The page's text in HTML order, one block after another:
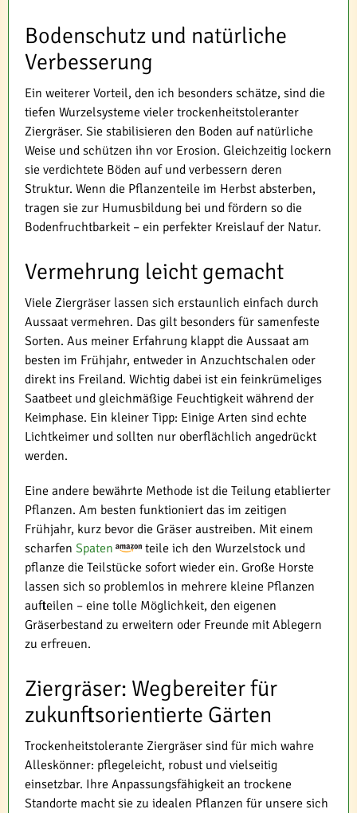
Bodenschutz und natürliche
Verbesserung
Ein weiterer Vorteil, den ich besonders schätze, sind die
tiefen Wurzelsysteme vieler trockenheitstoleranter
Ziergräser. Sie stabilisieren den Boden auf natürliche
Weise und schützen ihn vor Erosion. Gleichzeitig lockern
sie verdichtete Böden auf und verbessern deren
Struktur. Wenn die Pflanzenteile im Herbst absterben,
tragen sie zur Humusbildung bei und fördern so die
Bodenfruchtbarkeit – ein perfekter Kreislauf der Natur.
Vermehrung leicht gemacht
Viele Ziergräser lassen sich erstaunlich einfach durch
Aussaat vermehren. Das gilt besonders für samenfeste
Sorten. Aus meiner Erfahrung klappt die Aussaat am
besten im Frühjahr, entweder in Anzuchtschalen oder
direkt ins Freiland. Wichtig dabei ist ein feinkrümeliges
Saatbeet und gleichmäßige Feuchtigkeit während der
Keimphase. Ein kleiner Tipp: Einige Arten sind echte
Lichtkeimer und sollten nur oberflächlich angedrückt
werden.
Eine andere bewährte Methode ist die Teilung etablierter
Pflanzen. Am besten funktioniert das im zeitigen
Frühjahr, kurz bevor die Gräser austreiben. Mit einem
scharfen Spaten
teile ich den Wurzelstock und
pflanze die Teilstücke sofort wieder ein. Große Horste
lassen sich so problemlos in mehrere kleine Pflanzen
aufteilen – eine tolle Möglichkeit, den eigenen
Gräserbestand zu erweitern oder Freunde mit Ablegern
zu erfreuen.
Ziergräser: Wegbereiter für
zukunftsorientierte Gärten
Trockenheitstolerante Ziergräser sind für mich wahre
Alleskönner: pflegeleicht, robust und vielseitig
einsetzbar. Ihre Anpassungsfähigkeit an trockene
Standorte macht sie zu idealen Pflanzen für unsere sich